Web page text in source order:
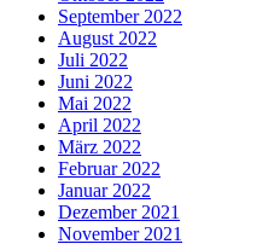
September 2022
August 2022
Juli 2022
Juni 2022
Mai 2022
April 2022
März 2022
Februar 2022
Januar 2022
Dezember 2021
November 2021